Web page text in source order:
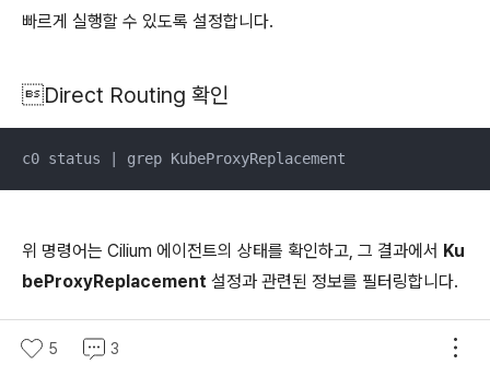
빠르게 실행할 수 있도록 설정합니다.
Direct Routing 확인
c0 status | grep KubeProxyReplacement
위 명령어는 Cilium 에이전트의 상태를 확인하고, 그 결과에서 Ku
beProxyReplacement 설정과 관련된 정보를 필터링합니다.
5 3